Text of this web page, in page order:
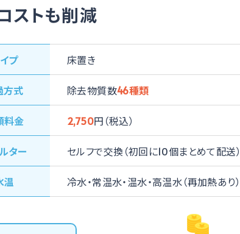
ストも削減
プ 床置き
⽅式 除去物質数46種類
料⾦ 2,750円（税込）
ター セルフで交換（初回に10個まとめて配送）
温 冷⽔ 常温⽔ 温⽔ 高温水（再加熱あり）